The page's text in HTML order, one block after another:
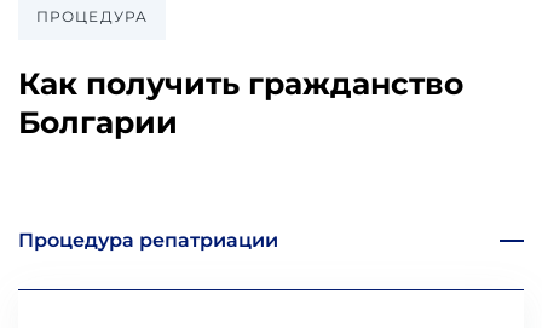
ПРОЦЕДУРА
Как получить гражданство
Болгарии
Процедура репатриации